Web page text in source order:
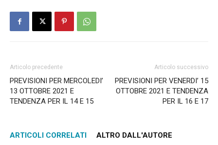
Articolo precedente
PREVISIONI PER MERCOLEDI’
13 OTTOBRE 2021 E
TENDENZA PER IL 14 E 15
Articolo successivo
PREVISIONI PER VENERDI’ 15
OTTOBRE 2021 E TENDENZA
PER IL 16 E 17
ARTICOLI CORRELATI ALTRO DALL'AUTORE